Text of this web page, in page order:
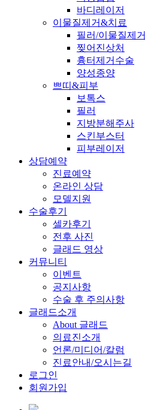
바디레이저
이물질제거&치료
필러/이물질제거
찢어진상처
흉터제거수술
양성종양
쁘띠&피부
보톡스
필러
지방분해주사
스킨부스터
피부레이저
상담예약
진료예약
온라인 상담
모델지원
수술후기
셀카후기
전후 사진
글래드 영상
커뮤니티
이벤트
공지사항
수술 후 주의사항
글래드소개
About 글래드
의료진소개
언론/미디어/칼럼
진료안내/오시는길
로그인
회원가입